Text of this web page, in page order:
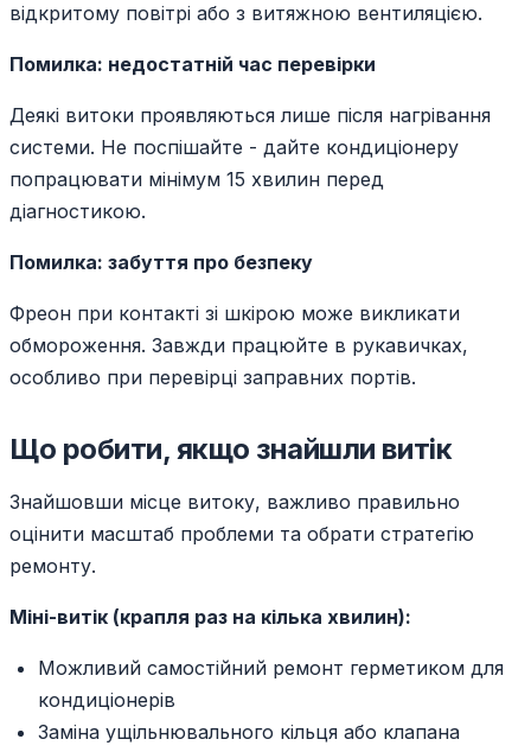
відкритому повітрі або з витяжною вентиляцією.
Помилка: недостатній час перевірки
Деякі витоки проявляються лише після нагрівання
системи. Не поспішайте - дайте кондиціонеру
попрацювати мінімум 15 хвилин перед
діагностикою.
Помилка: забуття про безпеку
Фреон при контакті зі шкірою може викликати
обмороження. Завжди працюйте в рукавичках,
особливо при перевірці заправних портів.
Що робити, якщо знайшли витік
Знайшовши місце витоку, важливо правильно
оцінити масштаб проблеми та обрати стратегію
ремонту.
Міні-витік (крапля раз на кілька хвилин):
Можливий самостійний ремонт герметиком для
кондиціонерів
Заміна ущільнювального кільця або клапана